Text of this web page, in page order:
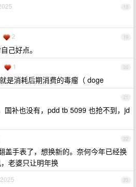
18
19
2
己好点。
20
1
是消耗后期消费的毒瘤（ doge
21
国补也没有，pdd tb 5099 也抢不到，jd
22
盖手表了，想换新的。奈何今年已经换
老婆只让明年换
23